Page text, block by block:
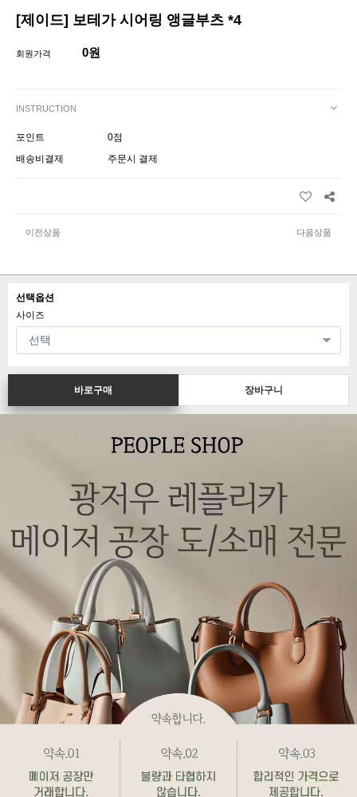
[제이드] 보테가 시어링 앵글부츠 *4
회원가격 0원
INSTRUCTION
포인트
0점
배송비결제
주문시 결제
이전상품 다음상품
선택옵션
사이즈